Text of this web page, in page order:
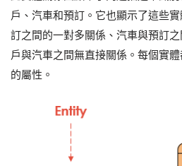
戶、汽車和預訂。它也顯示了這些
訂之間的一對多關係、汽車與預訂
戶與汽車之間無直接關係。每個實
的屬性。